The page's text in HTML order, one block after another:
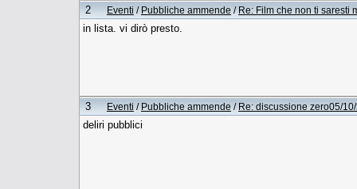
2 Eventi / Pubbliche ammende / Re: Film che non ti saresti
in lista. vi dirò presto.
3 Eventi / Pubbliche ammende / Re: discussione zero05/
deliri pubblici